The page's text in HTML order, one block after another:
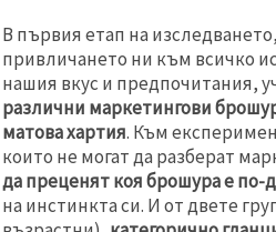
В първия етап на
привличането ни към всичко
нашия вкус и предпочитания,
различни маркетингови
матова хартия. Към
които не могат да разберат
да преценят коя брошура е по-
на инстинкта си. И от двете